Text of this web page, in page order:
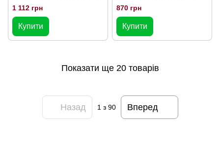
304
1 112 грн
Купити
пакованні 4 шт. 814-301
870 грн
Купити
Показати ще 20 товарів
Назад 1 з 90 Вперед